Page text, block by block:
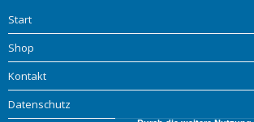
Start
Shop
Kontakt
Datenschutz